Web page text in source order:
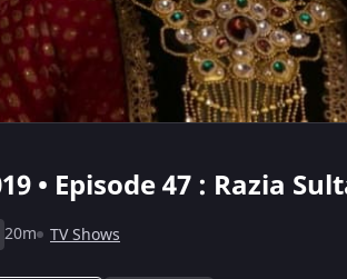
• Episode 47 : Razia
20m TV Shows